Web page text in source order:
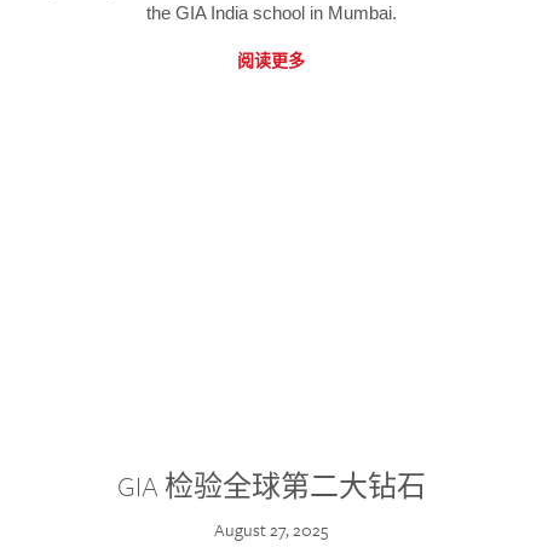
the GIA India school in Mumbai.
阅读更多
GIA 检验全球第二大钻石
August 27, 2025